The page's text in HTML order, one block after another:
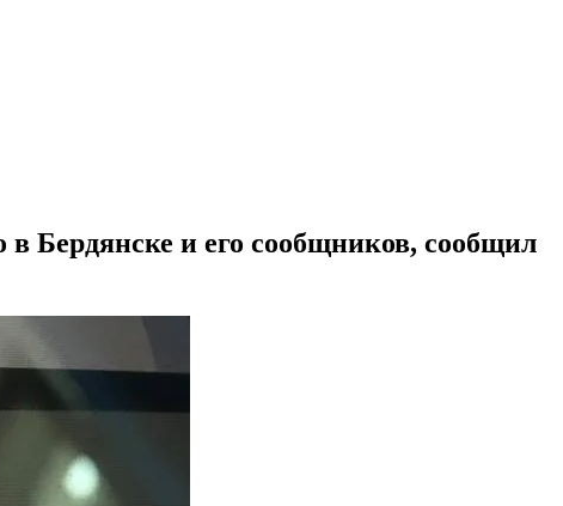
Бердянске и его сообщников, сообщил